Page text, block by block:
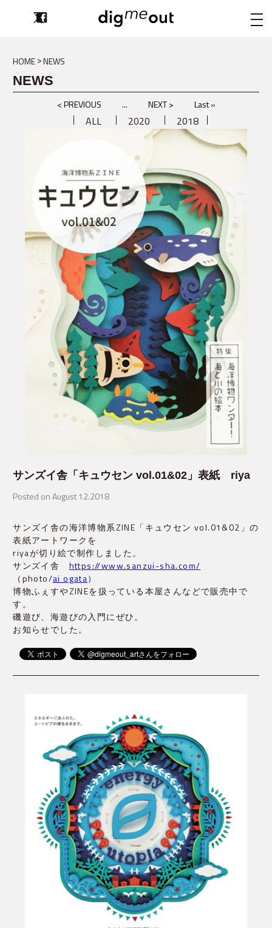
digmeout
HOME NEWS
NEWS
< PREVIOUS ... NEXT > Last »
ALL 2020 2018
サンズイ舎「キュウセン vol.01&02」表紙 riya
Posted on August 12.2018
サンズイ舎の海洋博物系ZINE「キュウセン vol.01&02」の
表紙アートワークを
riyaが切り絵で制作しました。
サンズイ舎 https://www.sanzui-sha.com/
（photo/ai ogata）
博物ふぇすやZINEを扱っている本屋さんなどで販売中で
す。
磯遊び、海遊びの入門にぜひ。
お知らせでした。